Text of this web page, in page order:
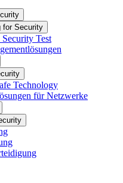
for Security
Test
Technology
für Netzwerke